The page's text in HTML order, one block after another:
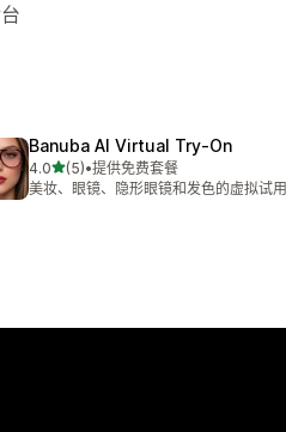
Banuba AI Virtual Try‑On
4.0星（满分 5 星）
(5)
总共 5 条评论
•提供免费套餐
美妆、眼镜、隐形眼镜和发色的虚拟试用